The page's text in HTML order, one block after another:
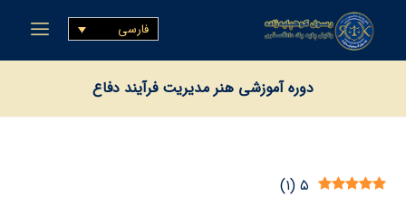
فارسی
دوره آموزشي هنر مديريت فرآيند دفاع
۵ (۱)